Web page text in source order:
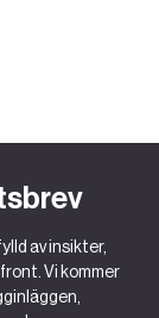
av insikter,
Vi kommer